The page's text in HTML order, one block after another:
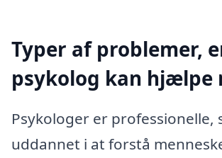
Typer af problemer,
psykolog kan hjælpe
Psykologer er professionelle,
uddannet i at forstå